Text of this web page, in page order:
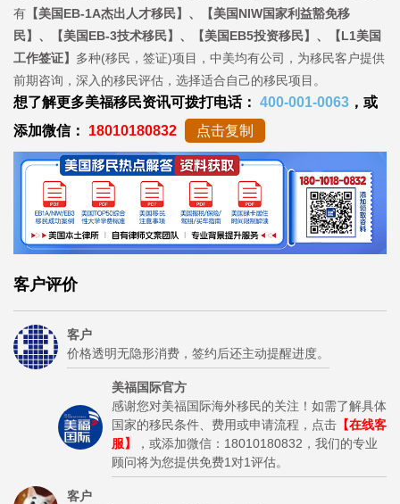
有 【美国EB-1A杰出人才移民】、【美国NIW国家利益豁免移
民】、【美国EB-3技术移民】、【美国EB5投资移民】、【L1美国
工作签证】 多种(移民，签证)项目，中美均有公司，为移民客户提供
前期咨询，深入的移民评估，选择适合自己的移民项目。
想了解更多美福移民资讯可拨打电话： 400-001-0063 ，或
添加微信： 18010180832 点击复制
客户评价
客户
价格透明无隐形消费，签约后还主动提醒进度。
美福国际官方
感谢您对美福国际海外移民的关注！如需了解具体
国家的移民条件、费用或申请流程，点击 【在线客
服】
，或添加微信：18010180832，我们的专业
顾问将为您提供免费1对1评估。
客户